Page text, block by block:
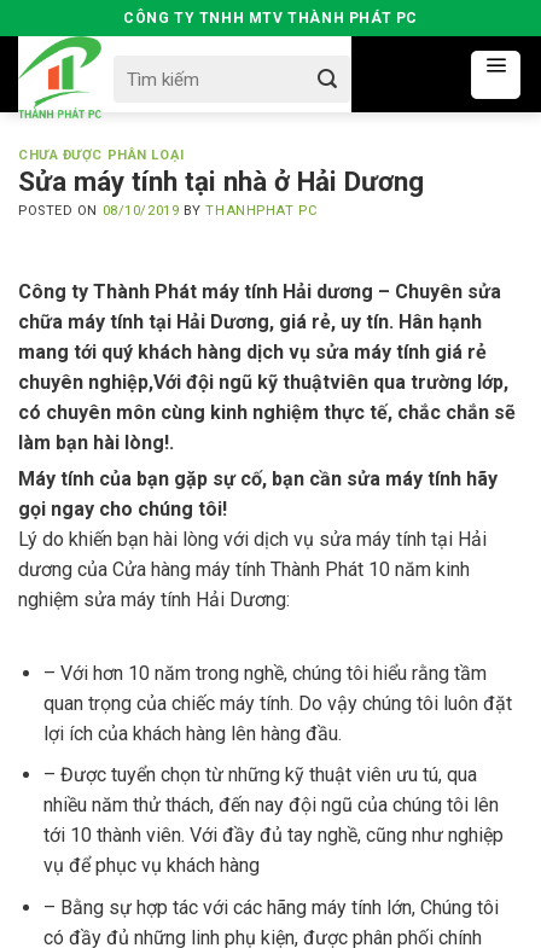
to
content
CÔNG TY TNHH MTV THÀNH PHÁT PC
for:
CHƯA ĐƯỢC PHÂN LOẠI
Sửa máy tính tại nhà ở Hải Dương
POSTED ON 08/10/2019 BYTHANHPHAT PC
Công ty Thành Phát máy tính Hải dương – Chuyên sửa
chữa máy tính tại Hải Dương, giá rẻ, uy tín. Hân hạnh
mang tới quý khách hàng dịch vụ sửa máy tính giá rẻ
chuyên nghiệp,Với đội ngũ kỹ thuậtviên qua trường lớp,
có chuyên môn cùng kinh nghiệm thực tế, chắc chắn sẽ
làm bạn hài lòng!.
Máy tính của bạn gặp sự cố, bạn cần sửa máy tính hãy
gọi ngay cho chúng tôi!
Lý do khiến bạn hài lòng với dịch vụ sửa máy tính tại Hải
dương của Cửa hàng máy tính Thành Phát 10 năm kinh
nghiệm sửa máy tính Hải Dương:
– Với hơn 10 năm trong nghề, chúng tôi hiểu rằng tầm
quan trọng của chiếc máy tính. Do vậy chúng tôi luôn đặt
lợi ích của khách hàng lên hàng đầu.
– Được tuyển chọn từ những kỹ thuật viên ưu tú, qua
nhiều năm thử thách, đến nay đội ngũ của chúng tôi lên
tới 10 thành viên. Với đầy đủ tay nghề, cũng như nghiệp
vụ để phục vụ khách hàng
– Bằng sự hợp tác với các hãng máy tính lớn, Chúng tôi
có đầy đủ những linh phụ kiện, được phân phối chính